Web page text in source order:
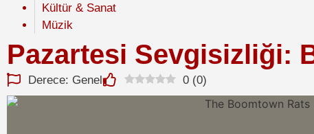
Kültür & Sanat
Müzik
Pazartesi Sevgisizliği:
Derece: Genel 0 (0)